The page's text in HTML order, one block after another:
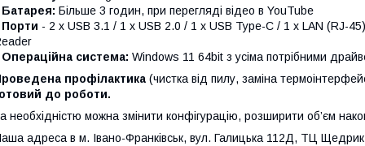
Батарея: Більше 3 годин, при перегляді відео в YouTube
Порти - 2 x USB 3.1 / 1 x USB 2.0 / 1 x USB Type-C / 1 x LAN (RJ-
Операційна система: Windows 11 64bit з усіма потрібними
профілактика (чистка від пилу, заміна
до роботи.
необхідністю можна змінити конфігурацію, розширити об’єм
адреса в м. Івано-Франківськ, вул. Галицька 112Д, ТЦ